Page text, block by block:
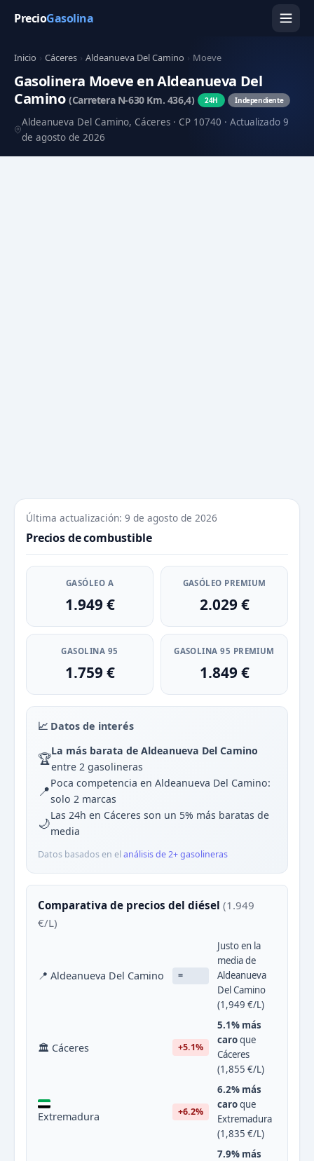
PrecioGasolina
Inicio › Cáceres › Aldeanueva Del Camino › Moeve
Gasolinera Moeve en Aldeanueva Del
Camino(Carretera N-630 Km. 436,4) 24H Independiente
Aldeanueva Del Camino, Cáceres · CP 10740 · Actualizado 9
de agosto de 2026
Última actualización: 9 de agosto de 2026
Precios de combustible
GASÓLEO A
1.949 €
GASÓLEO PREMIUM
2.029 €
GASOLINA 95
1.759 €
GASOLINA 95 PREMIUM
1.849 €
📈 Datos de interés
🏆La más barata de Aldeanueva Del Camino
entre 2 gasolineras
📍Poca competencia en Aldeanueva Del Camino:
solo 2 marcas
🌙Las 24h en Cáceres son un 5% más baratas de
media
Datos basados en el análisis de 2+ gasolineras
Comparativa de precios del diésel (1.949
€/L)
📍 Aldeanueva Del Camino =
Justo en la
media de
Aldeanueva
Del Camino
(1,949 €/L)
🏛 Cáceres +5.1%
5.1% más
caroque
Cáceres
(1,855 €/L)
Extremadura +6.2%
6.2% más
caroque
Extremadura
(1,835 €/L)
7.9% más